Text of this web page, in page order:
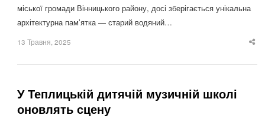
міської громади Вінницького району, досі зберігається унікальна
архітектурна пам’ятка — старий водяний…
13 Травня, 2025
У Теплицькій дитячій музичній школі
оновлять сцену